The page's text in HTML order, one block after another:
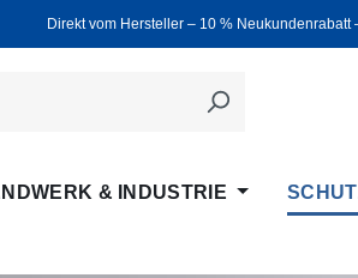
Direkt vom Hersteller ‒ 10 % Neukundenrabatt
& INDUSTRIE